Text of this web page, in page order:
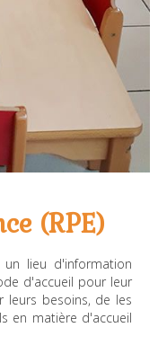
(RPE)
un lieu d'information
d'accueil pour leur
leurs besoins, de les
en matière d'accueil